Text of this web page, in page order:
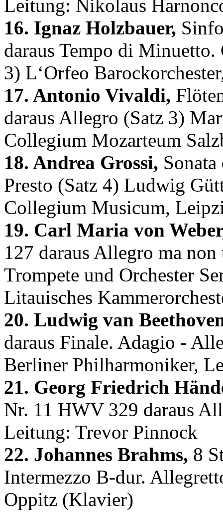
Leitung: Nikolaus
16. Ignaz Holzbauer,
daraus Tempo di Minuetto.
3) L‘Orfeo
17. Antonio Vivaldi,
daraus Allegro (Satz 3)
Collegium Mozarteum
18. Andrea Grossi,
Presto (Satz 4) Ludwig
Collegium Musicum,
19. Carl Maria von
127 daraus Allegro ma
Trompete und Orchester
Litauisches
20. Ludwig van
daraus Finale. Adagio -
Berliner Philharmoniker,
21. Georg Friedrich
Nr. 11 HWV 329 daraus
Leitung: Trevor Pinnock
22. Johannes Brahms, 8
Intermezzo B-dur.
Oppitz (Klavier)